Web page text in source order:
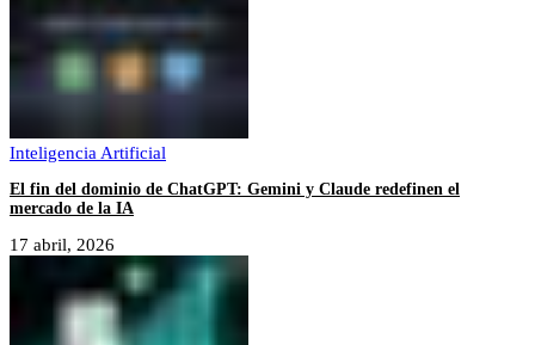
Inteligencia Artificial
El fin del dominio de ChatGPT: Gemini y Claude redefinen el
mercado de la IA
17 abril, 2026